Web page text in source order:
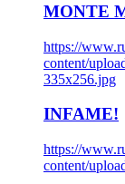
MONTE
https://
content/
335x256.jpg
INFAME!
https://
content/